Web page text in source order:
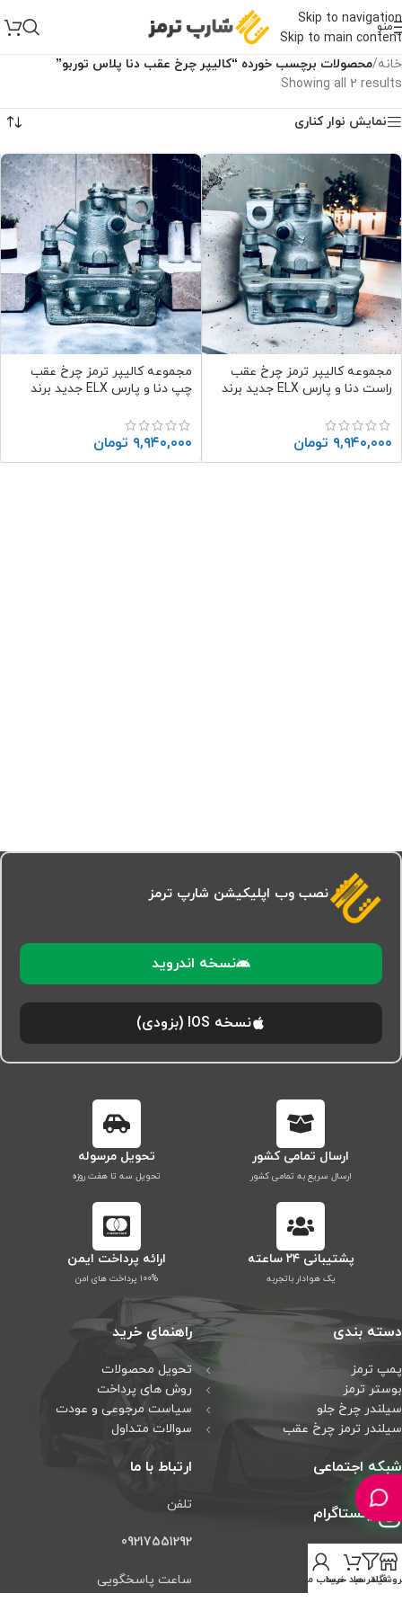
Skip to navigation
Skip to main content
منو
خانه/محصولات برچسب خورده “کالیپر چرخ عقب دنا پلاس توربو”
Showing all 2 results
نمایش نوار کناری
مجموعه کالیپر ترمز چرخ عقب
راست دنا و پارس ELX جدید برند
۹,۹۴۰,۰۰۰ تومان
مجموعه کالیپر ترمز چرخ عقب
چپ دنا و پارس ELX جدید برند
۹,۹۴۰,۰۰۰ تومان
نصب وب اپلیکیشن شارپ ترمز
نسخه اندروید
نسخه IOS (بزودی)
ارسال تمامی کشور
ارسال سریع به تمامی کشور
تحویل مرسوله
تحویل سه تا هفت روزه
پشتیبانی ۲۴ ساعته
یک هوادار باتجربه
ارائه پرداخت ایمن
۱۰۰% پرداخت های امن
دسته بندی
پمپ ترمز
بوستر ترمز
سیلندر چرخ جلو
سیلندر ترمز چرخ عقب
راهنمای خرید
تحویل محصولات
روش های پرداخت
سیاست مرجوعی و عودت
سوالات متداول
شبکه اجتماعی
اینستاگرام
تلگرام
ارتباط با ما
تلفن
09217551292
ساعت پاسخگویی فیلتر هاسبد خریدحساب من